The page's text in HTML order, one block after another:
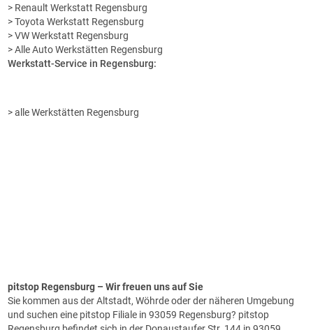
> Renault Werkstatt Regensburg
> Toyota Werkstatt Regensburg
> VW Werkstatt Regensburg
> Alle Auto Werkstätten Regensburg
Werkstatt-Service in Regensburg:
> alle Werkstätten Regensburg
pitstop Regensburg – Wir freuen uns auf Sie
Sie kommen aus der Altstadt, Wöhrde oder der näheren Umgebung
und suchen eine pitstop Filiale in 93059 Regensburg? pitstop